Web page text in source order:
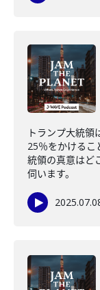
トランプ大統領
25％をかけるこ
統領の真意はど
伺います。